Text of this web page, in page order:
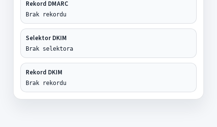
Rekord DMARC
Brak rekordu
Selektor DKIM
Brak selektora
Rekord DKIM
Brak rekordu